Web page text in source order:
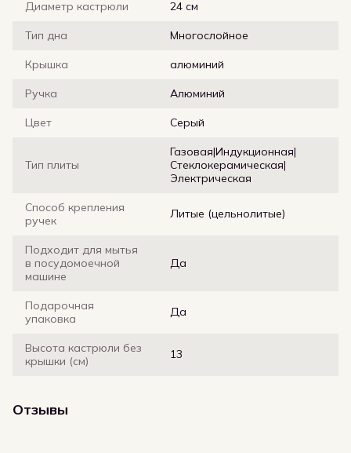
Диаметр кастрюли 24 см
Тип дна Многослойное
Крышка алюминий
Ручка Алюминий
Цвет Серый
Тип плиты
Газовая|Индукционная|
Стеклокерамическая|
Электрическая
Способ крепления
ручек
Литые (цельнолитые)
Подходит для мытья
в посудомоечной
машине
Да
Подарочная
упаковка
Да
Высота кастрюли без
крышки (см)
13
Отзывы